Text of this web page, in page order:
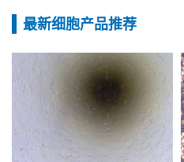
最新细胞产品推荐